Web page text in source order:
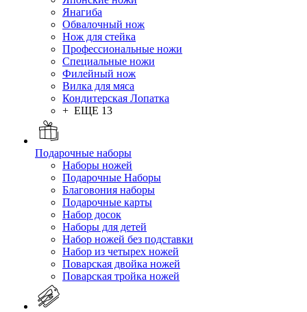
Янагиба
Обвалочный нож
Нож для стейка
Профессиональные ножи
Специальные ножи
Филейный нож
Вилка для мяса
Кондитерская Лопатка
+ ЕЩЕ 13
Подарочные наборы
Наборы ножей
Подарочные Наборы
Благовония наборы
Подарочные карты
Набор досок
Наборы для детей
Набор ножей без подставки
Набор из четырех ножей
Поварская двойка ножей
Поварская тройка ножей